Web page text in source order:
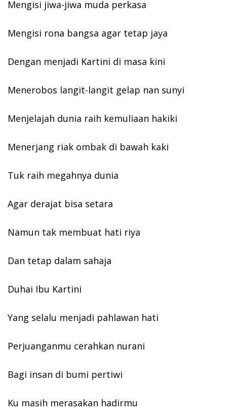
Mengisi jiwa-jiwa muda perkasa
Mengisi rona bangsa agar tetap jaya
Dengan menjadi Kartini di masa kini
Menerobos langit-langit gelap nan sunyi
Menjelajah dunia raih kemuliaan hakiki
Menerjang riak ombak di bawah kaki
Tuk raih megahnya dunia
Agar derajat bisa setara
Namun tak membuat hati riya
Dan tetap dalam sahaja
Duhai Ibu Kartini
Yang selalu menjadi pahlawan hati
Perjuanganmu cerahkan nurani
Bagi insan di bumi pertiwi
Ku masih merasakan hadirmu